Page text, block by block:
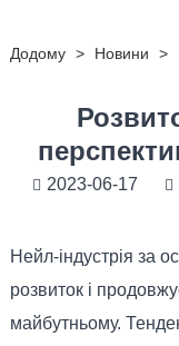
Додому > Новини >
2023-06-17
Нейл-індустрія за
розвиток і
майбутньому.